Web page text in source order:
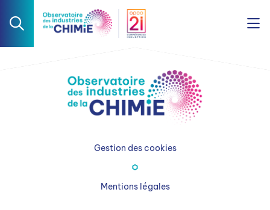
Gestion des cookies
Mentions légales